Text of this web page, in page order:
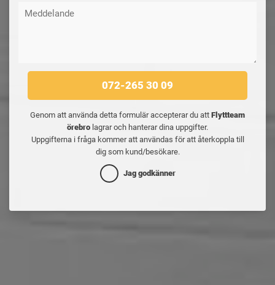
072-265 30 09
Genom att använda detta formulär accepterar du att Flyttteam
örebro lagrar och hanterar dina uppgifter.
Uppgifterna i fråga kommer att användas för att återkoppla till
dig som kund/besökare.
Jag godkänner